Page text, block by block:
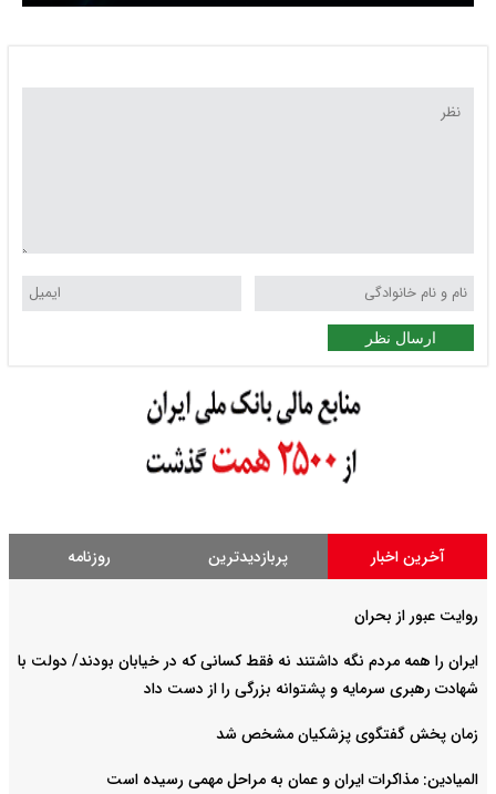
ارسال نظر
آخرین اخبار پربازدیدترین روزنامه
روایت عبور از بحران
ایران را همه مردم نگه داشتند نه فقط کسانی که در خیابان بودند/ دولت با
شهادت رهبری سرمایه و پشتوانه بزرگی را از دست داد
زمان پخش گفتگوی پزشکیان مشخص شد
المیادین: مذاکرات ایران و عمان به مراحل مهمی رسیده است